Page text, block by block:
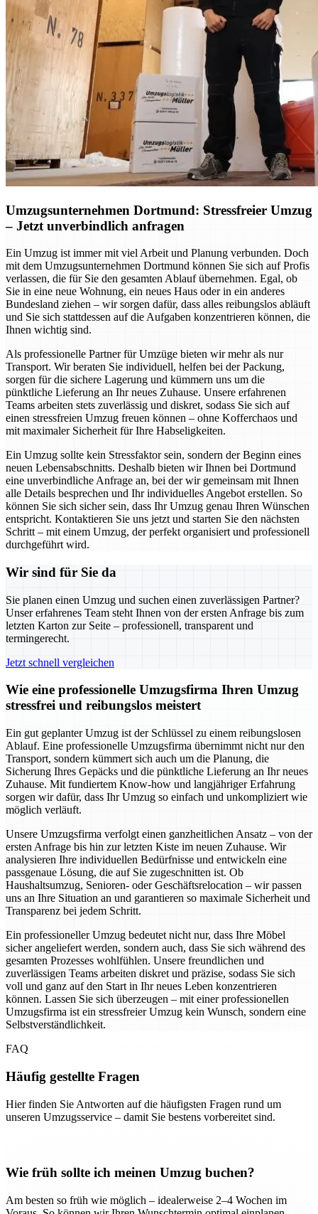
Umzugsunternehmen Dortmund: Stressfreier Umzug
– Jetzt unverbindlich anfragen
Ein Umzug ist immer mit viel Arbeit und Planung verbunden. Doch
mit dem Umzugsunternehmen Dortmund können Sie sich auf Profis
verlassen, die für Sie den gesamten Ablauf übernehmen. Egal, ob
Sie in eine neue Wohnung, ein neues Haus oder in ein anderes
Bundesland ziehen – wir sorgen dafür, dass alles reibungslos abläuft
und Sie sich stattdessen auf die Aufgaben konzentrieren können, die
Ihnen wichtig sind.
Als professionelle Partner für Umzüge bieten wir mehr als nur
Transport. Wir beraten Sie individuell, helfen bei der Packung,
sorgen für die sichere Lagerung und kümmern uns um die
pünktliche Lieferung an Ihr neues Zuhause. Unsere erfahrenen
Teams arbeiten stets zuverlässig und diskret, sodass Sie sich auf
einen stressfreien Umzug freuen können – ohne Kofferchaos und
mit maximaler Sicherheit für Ihre Habseligkeiten.
Ein Umzug sollte kein Stressfaktor sein, sondern der Beginn eines
neuen Lebensabschnitts. Deshalb bieten wir Ihnen bei Dortmund
eine unverbindliche Anfrage an, bei der wir gemeinsam mit Ihnen
alle Details besprechen und Ihr individuelles Angebot erstellen. So
können Sie sich sicher sein, dass Ihr Umzug genau Ihren Wünschen
entspricht. Kontaktieren Sie uns jetzt und starten Sie den nächsten
Schritt – mit einem Umzug, der perfekt organisiert und professionell
durchgeführt wird.
Wir sind für Sie da
Sie planen einen Umzug und suchen einen zuverlässigen Partner?
Unser erfahrenes Team steht Ihnen von der ersten Anfrage bis zum
letzten Karton zur Seite – professionell, transparent und
termingerecht.
Jetzt schnell vergleichen
Wie eine professionelle Umzugsfirma Ihren Umzug
stressfrei und reibungslos meistert
Ein gut geplanter Umzug ist der Schlüssel zu einem reibungslosen
Ablauf. Eine professionelle Umzugsfirma übernimmt nicht nur den
Transport, sondern kümmert sich auch um die Planung, die
Sicherung Ihres Gepäcks und die pünktliche Lieferung an Ihr neues
Zuhause. Mit fundiertem Know-how und langjähriger Erfahrung
sorgen wir dafür, dass Ihr Umzug so einfach und unkompliziert wie
möglich verläuft.
Unsere Umzugsfirma verfolgt einen ganzheitlichen Ansatz – von der
ersten Anfrage bis hin zur letzten Kiste im neuen Zuhause. Wir
analysieren Ihre individuellen Bedürfnisse und entwickeln eine
passgenaue Lösung, die auf Sie zugeschnitten ist. Ob
Haushaltsumzug, Senioren- oder Geschäftsrelocation – wir passen
uns an Ihre Situation an und garantieren so maximale Sicherheit und
Transparenz bei jedem Schritt.
Ein professioneller Umzug bedeutet nicht nur, dass Ihre Möbel
sicher angeliefert werden, sondern auch, dass Sie sich während des
gesamten Prozesses wohlfühlen. Unsere freundlichen und
zuverlässigen Teams arbeiten diskret und präzise, sodass Sie sich
voll und ganz auf den Start in Ihr neues Leben konzentrieren
können. Lassen Sie sich überzeugen – mit einer professionellen
Umzugsfirma ist ein stressfreier Umzug kein Wunsch, sondern eine
Selbstverständlichkeit.
FAQ
Häufig gestellte Fragen
Hier finden Sie Antworten auf die häufigsten Fragen rund um
unseren Umzugsservice – damit Sie bestens vorbereitet sind.
Wie früh sollte ich meinen Umzug buchen?
Am besten so früh wie möglich – idealerweise 2–4 Wochen im